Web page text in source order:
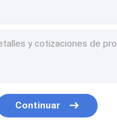
Continuar